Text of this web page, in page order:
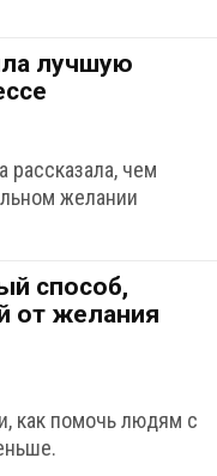
лучшую
рассказала, чем
желании
способ,
от желания
как помочь людям с